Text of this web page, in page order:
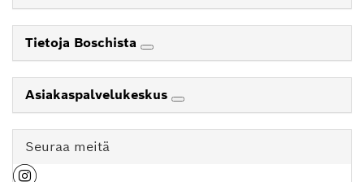
Tietoja Boschista
Asiakaspalvelukeskus
Seuraa meitä